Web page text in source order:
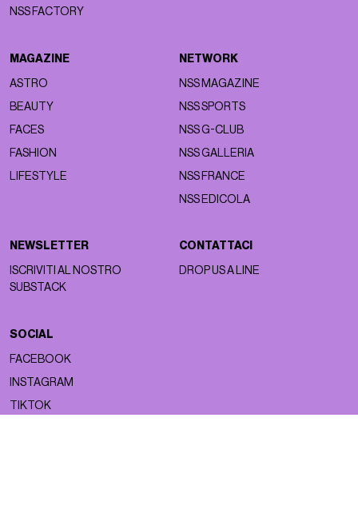
NSS FACTORY
MAGAZINE
ASTRO
BEAUTY
FACES
FASHION
LIFESTYLE
NETWORK
NSS MAGAZINE
NSS SPORTS
NSS G-CLUB
NSS GALLERIA
NSS FRANCE
NSS EDICOLA
NEWSLETTER
ISCRIVITI AL NOSTRO
SUBSTACK
CONTATTACI
DROP US A LINE
SOCIAL
FACEBOOK
INSTAGRAM
TIKTOK